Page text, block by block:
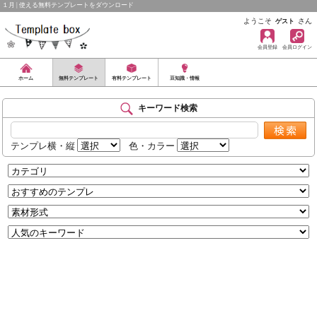
１月 | 使える無料テンプレートをダウンロード
ようこそ ゲスト さん
会員登録 会員ログイン
ホーム 無料テンプレート 有料テンプレート 豆知識・情報
キーワード検索
テンプレ横・縦 色・カラー